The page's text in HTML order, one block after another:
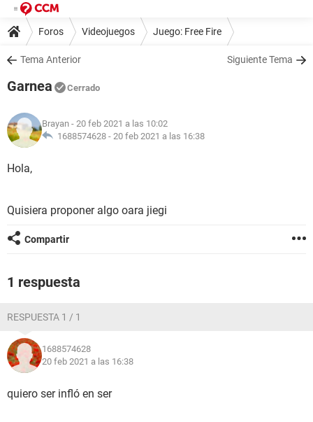
Foros Videojuegos Juego: Free Fire
Tema Anterior Siguiente Tema
Garnea Cerrado
Brayan - 20 feb 2021 a las 10:02
1688574628 - 20 feb 2021 a las 16:38
Hola,
Quisiera proponer algo oara jiegi
Compartir
1 respuesta
RESPUESTA 1 / 1
1688574628
20 feb 2021 a las 16:38
quiero ser infló en ser